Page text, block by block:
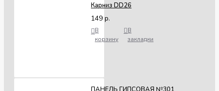
Карниз DD26
149 р.
В
корзину
В
закладки